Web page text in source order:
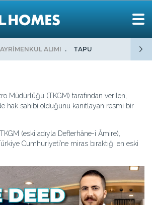
ALIMI TAPU
Müdürlüğü (TKGM) tarafından verilen,
hak sahibi olduğunu kanıtlayan resmi bir
(eski adıyla Defterhâne-i Âmire),
Cumhuriyeti’ne miras bıraktığı en eski